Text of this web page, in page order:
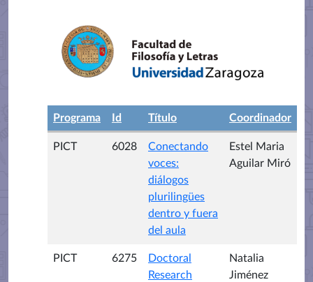
Programa Id Título Coordinador
PICT 6028
Conectando
voces:
diálogos
plurilingües
dentro y fuera
del aula
Estel Maria
Aguilar Miró
PICT 6275
Doctoral
Research
Natalia
Jiménez